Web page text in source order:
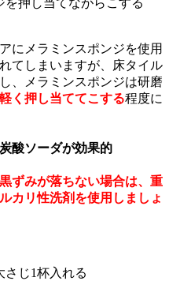
押し当てながらこする
にメラミンスポンジを使用
てしまいますが、床タイル
、メラミンスポンジは研磨
く押し当ててこする程度に
酸ソーダが効果的
黒ずみが落ちない場合は、重
カリ性洗剤を使用しましょ
さじ1杯入れる